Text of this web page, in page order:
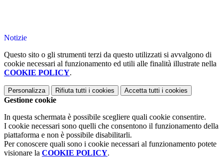
Notizie
Questo sito o gli strumenti terzi da questo utilizzati si avvalgono di
cookie necessari al funzionamento ed utili alle finalità illustrate nella
COOKIE POLICY.
Personalizza Rifiuta tutti i cookies Accetta tutti i cookies
Gestione cookie
In questa schermata è possibile scegliere quali cookie consentire.
I cookie necessari sono quelli che consentono il funzionamento della
piattaforma e non è possibile disabilitarli.
Per conoscere quali sono i cookie necessari al funzionamento potete
visionare la COOKIE POLICY.